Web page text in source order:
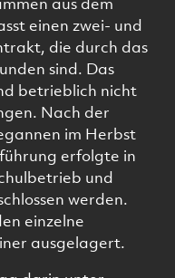
einen zwei- und
die durch das
sind. Das
betrieblich nicht
Nach der
im Herbst
erfolgte in
und
werden.
einzelne
ausgelagert.